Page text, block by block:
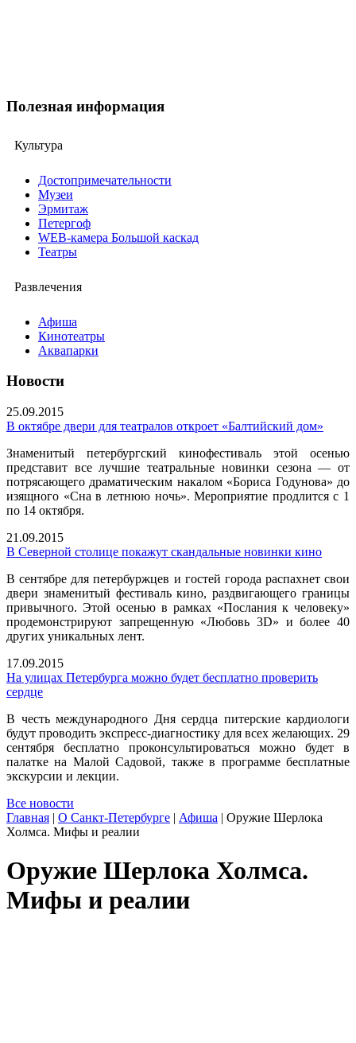
Полезная информация
Культура
Достопримечательности
Музеи
Эрмитаж
Петергоф
WEB-камера Большой каскад
Театры
Развлечения
Афиша
Кинотеатры
Аквапарки
Новости
25.09.2015
В октябре двери для театралов откроет «Балтийский дом»
Знаменитый петербургский кинофестиваль этой осенью
представит все лучшие театральные новинки сезона — от
потрясающего драматическим накалом «Бориса Годунова» до
изящного «Сна в летнюю ночь». Мероприятие продлится с 1
по 14 октября.
21.09.2015
В Северной столице покажут скандальные новинки кино
В сентябре для петербуржцев и гостей города распахнет свои
двери знаменитый фестиваль кино, раздвигающего границы
привычного. Этой осенью в рамках «Послания к человеку»
продемонстрируют запрещенную «Любовь 3D» и более 40
других уникальных лент.
17.09.2015
На улицах Петербурга можно будет бесплатно проверить
сердце
В честь международного Дня сердца питерские кардиологи
будут проводить экспресс-диагностику для всех желающих. 29
сентября бесплатно проконсультироваться можно будет в
палатке на Малой Садовой, также в программе бесплатные
экскурсии и лекции.
Все новости
Главная | О Санкт-Петербурге | Афиша | Оружие Шерлока
Холмса. Мифы и реалии
Оружие Шерлока Холмса.
Мифы и реалии